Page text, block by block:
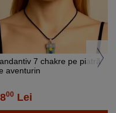
7 chakre pe piatră
aventurin
00 Lei